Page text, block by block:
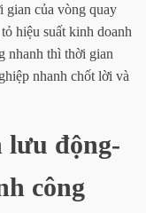
gian của vòng quay
hiệu suất kinh doanh
nhanh thì thời gian
nhanh chốt lời và
lưu động-
công